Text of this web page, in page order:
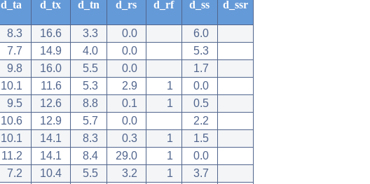
d_ta d_tx d_tn d_rs d_rf d_ss d_ssr
8.3 16.6 3.3 0.0
6.0
7.7 14.9 4.0 0.0
5.3
9.8 16.0 5.5 0.0
1.7
10.1 11.6 5.3 2.9 1
0.0
9.5 12.6 8.8 0.1 1
0.5
10.6 12.9 5.7 0.0
2.2
10.1 14.1 8.3 0.3 1
1.5
11.2 14.1 8.4 29.0 1
0.0
7.2 10.4 5.5 3.2 1
3.7